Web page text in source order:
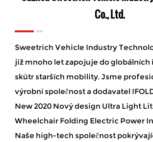
Co., Ltd.
Sweetrich Vehicle Industry
již mnoho let zapojuje do globálních
skútr starších mobility. Jsme
výrobní společnost a dodavatel
New 2020 Nový design Ultra Light
Wheelchair Folding Electric Power
Naše high-tech společnost